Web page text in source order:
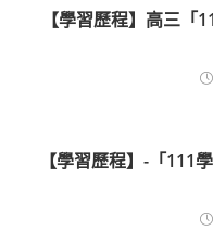
【學習歷程】高三「
【學習歷程】-「111